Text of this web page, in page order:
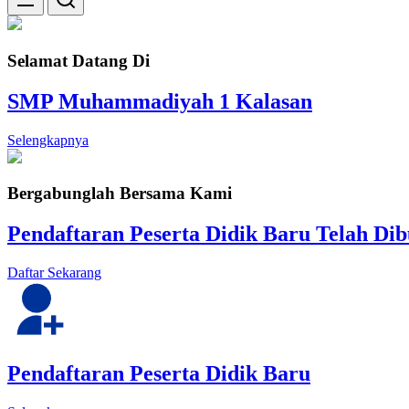
Selamat Datang Di
SMP Muhammadiyah 1 Kalasan
Selengkapnya
Bergabunglah Bersama Kami
Pendaftaran Peserta Didik Baru Telah
Daftar Sekarang
Pendaftaran Peserta Didik Baru